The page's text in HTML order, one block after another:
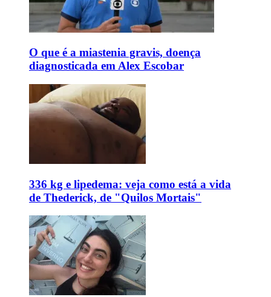
O que é a miastenia gravis, doença
diagnosticada em Alex Escobar
336 kg e lipedema: veja como está a vida
de Thederick, de "Quilos Mortais"